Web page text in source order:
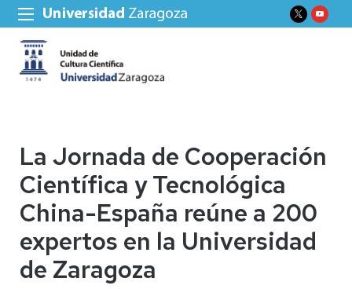
La Jornada de Cooperación
Científica y Tecnológica
China-España reúne a 200
expertos en la Universidad
de Zaragoza